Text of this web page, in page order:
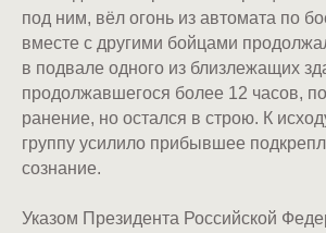
под ним, вёл огонь из автомата по
вместе с другими бойцами
в подвале одного из близлежащих
продолжавшегося более 12 часов,
ранение, но остался в строю. К
группу усилило прибывшее
сознание.
Указом Президента Российской